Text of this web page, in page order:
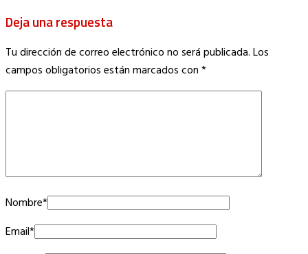
Deja una respuesta
Tu dirección de correo electrónico no será publicada.Los
campos obligatorios están marcados con*
Nombre*
Email*